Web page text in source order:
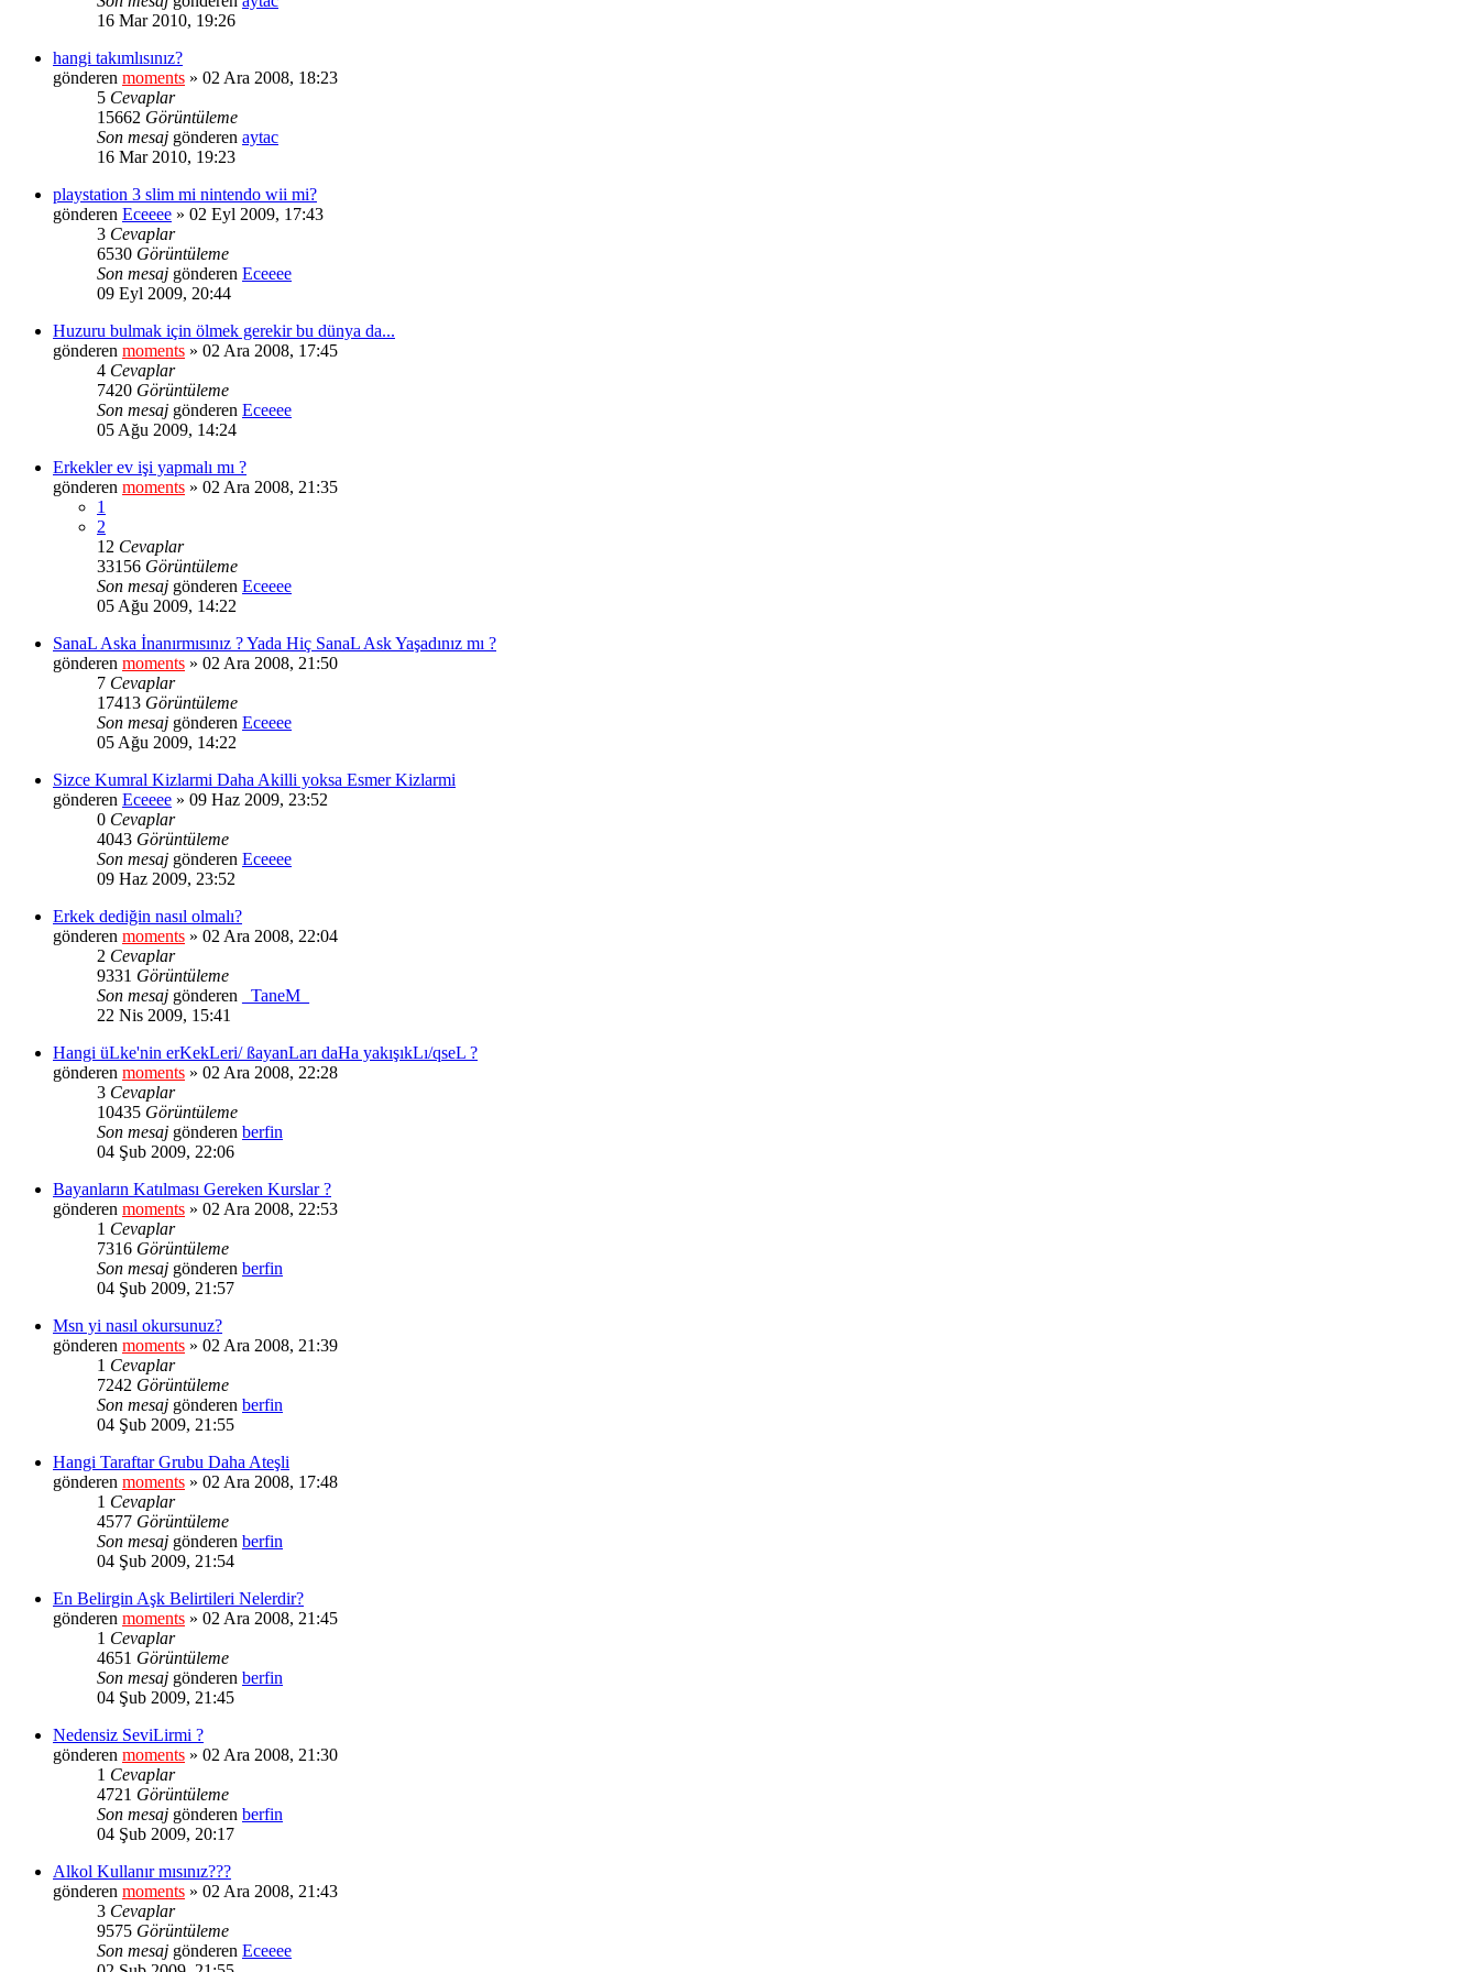
16 Mar 2010, 19:26
hangi takımlısınız?
gönderen moments » 02 Ara 2008, 18:23
5 Cevaplar
15662 Görüntüleme
Son mesaj gönderen aytac
16 Mar 2010, 19:23
playstation 3 slim mi nintendo wii mi?
gönderen Eceeee » 02 Eyl 2009, 17:43
3 Cevaplar
6530 Görüntüleme
Son mesaj gönderen Eceeee
09 Eyl 2009, 20:44
Huzuru bulmak için ölmek gerekir bu dünya da...
gönderen moments » 02 Ara 2008, 17:45
4 Cevaplar
7420 Görüntüleme
Son mesaj gönderen Eceeee
05 Ağu 2009, 14:24
Erkekler ev işi yapmalı mı ?
gönderen moments » 02 Ara 2008, 21:35
1
2
12 Cevaplar
33156 Görüntüleme
Son mesaj gönderen Eceeee
05 Ağu 2009, 14:22
SanaL Aska İnanırmısınız ? Yada Hiç SanaL Ask Yaşadınız mı ?
gönderen moments » 02 Ara 2008, 21:50
7 Cevaplar
17413 Görüntüleme
Son mesaj gönderen Eceeee
05 Ağu 2009, 14:22
Sizce Kumral Kizlarmi Daha Akilli yoksa Esmer Kizlarmi
gönderen Eceeee » 09 Haz 2009, 23:52
0 Cevaplar
4043 Görüntüleme
Son mesaj gönderen Eceeee
09 Haz 2009, 23:52
Erkek dediğin nasıl olmalı?
gönderen moments » 02 Ara 2008, 22:04
2 Cevaplar
9331 Görüntüleme
Son mesaj gönderen
_TaneM_
22 Nis 2009, 15:41
Hangi üLke'nin erKekLeri/ ßayanLarı daHa yakışıkLı/qseL ?
gönderen moments » 02 Ara 2008, 22:28
3 Cevaplar
10435 Görüntüleme
Son mesaj gönderen berfin
04 Şub 2009, 22:06
Bayanların Katılması Gereken Kurslar ?
gönderen moments » 02 Ara 2008, 22:53
1 Cevaplar
7316 Görüntüleme
Son mesaj gönderen berfin
04 Şub 2009, 21:57
Msn yi nasıl okursunuz?
gönderen moments » 02 Ara 2008, 21:39
1 Cevaplar
7242 Görüntüleme
Son mesaj gönderen berfin
04 Şub 2009, 21:55
Hangi Taraftar Grubu Daha Ateşli
gönderen moments » 02 Ara 2008, 17:48
1 Cevaplar
4577 Görüntüleme
Son mesaj gönderen berfin
04 Şub 2009, 21:54
En Belirgin Aşk Belirtileri Nelerdir?
gönderen moments » 02 Ara 2008, 21:45
1 Cevaplar
4651 Görüntüleme
Son mesaj gönderen berfin
04 Şub 2009, 21:45
Nedensiz SeviLirmi ?
gönderen moments » 02 Ara 2008, 21:30
1 Cevaplar
4721 Görüntüleme
Son mesaj gönderen berfin
04 Şub 2009, 20:17
Alkol Kullanır mısınız???
gönderen moments » 02 Ara 2008, 21:43
3 Cevaplar
9575 Görüntüleme
Son mesaj gönderen Eceeee